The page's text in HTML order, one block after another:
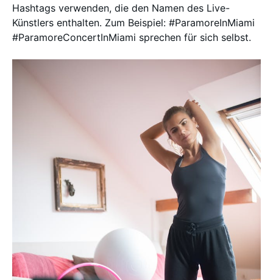
Hashtags verwenden, die den Namen des Live-
Künstlers enthalten. Zum Beispiel: #ParamoreInMiami
#ParamoreConcertInMiami sprechen für sich selbst.